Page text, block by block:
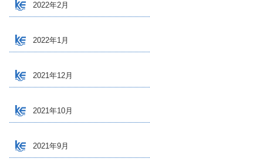
2022年2月
2022年1月
2021年12月
2021年10月
2021年9月